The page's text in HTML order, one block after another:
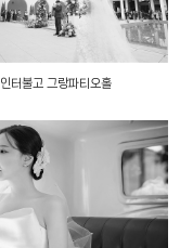
인터불고 그랑파티오홀